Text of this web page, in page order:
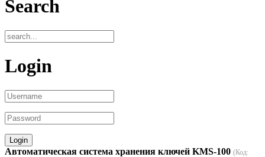
Search
Login
Автоматическая система хранения ключей KMS-100 (Код: